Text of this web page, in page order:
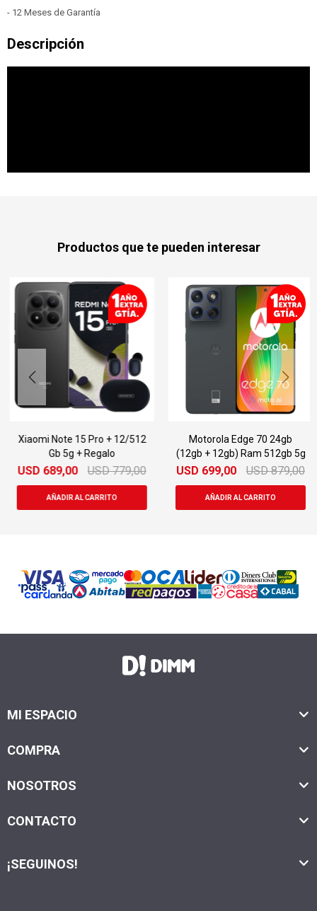
- 12 Meses de Garantía
Productos que te pueden interesar
Xiaomi Note 15 Pro + 12/512
Gb 5g + Regalo
USD 689,00 USD 779,00
Motorola Edge 70 24gb
(12gb + 12gb) Ram 512gb 5g
USD 699,00 USD 879,00
MI ESPACIO
COMPRA
NOSOTROS
CONTACTO
¡SEGUINOS!